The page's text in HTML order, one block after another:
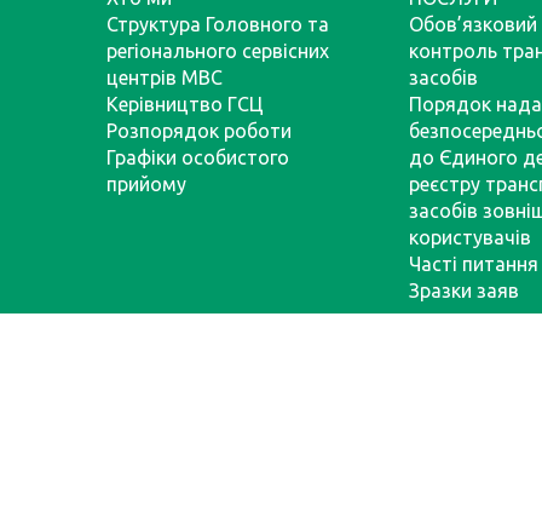
Структура Головного та
регіонального сервісних
центрів МВС
Керівництво ГСЦ
Розпорядок роботи
Графіки особистого
прийому
Обов’язковий
контроль
засобів
Порядок
до Єдиного
реєстру
засобів
користувачів
Часті питання
Зразки заяв